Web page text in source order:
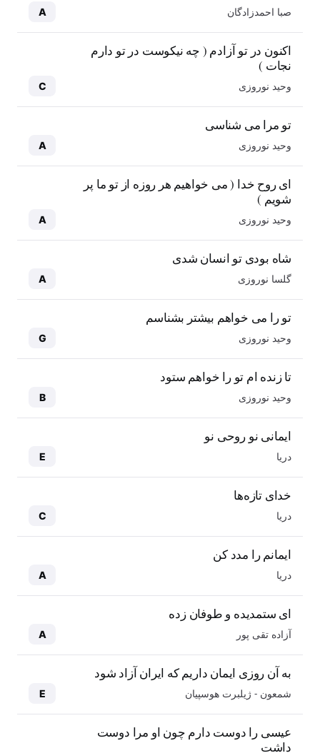
صبا احمدزادگان A
اکنون در تو آزادم ( چه نیکوست در تو دارم
نجات )
وحید نوروزی C
تو مرا می شناسی
وحید نوروزی A
ای روح خدا ( می خواهیم هر روزه از تو ما پر
شویم )
وحید نوروزی A
شاه بودی تو انسان شدی
گلسا نوروزی A
تو را می خواهم بیشتر بشناسم
وحید نوروزی G
تا زنده ام تو را خواهم ستود
وحید نوروزی B
ایمانی نو روحی نو
دریا E
خدای تازه‌ها
دریا C
ایمانم را مدد کن
دریا A
ای ستمدیده و طوفان زده
آزاده تقی پور A
به آن روزی ایمان داریم که ایران آزاد شود
شمعون - ژیلبرت هوسپیان E
عیسی را دوست دارم چون او مرا دوست
داشت